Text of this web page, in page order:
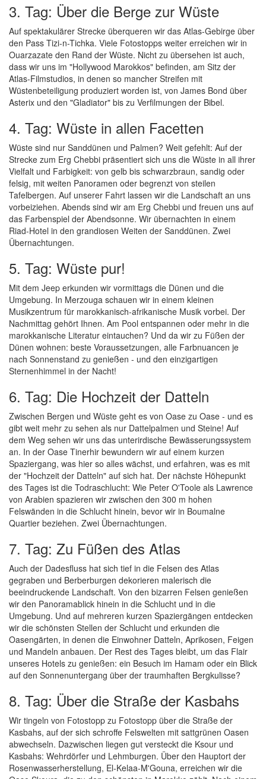
3. Tag: Über die Berge zur Wüste
Auf spektakulärer Strecke überqueren wir das Atlas-Gebirge über
den Pass Tizi-n-Tichka. Viele Fotostopps weiter erreichen wir in
Ouarzazate den Rand der Wüste. Nicht zu übersehen ist auch,
dass wir uns im "Hollywood Marokkos" befinden, am Sitz der
Atlas-Filmstudios, in denen so mancher Streifen mit
Wüstenbeteiligung produziert worden ist, von James Bond über
Asterix und den "Gladiator" bis zu Verfilmungen der Bibel.
4. Tag: Wüste in allen Facetten
Wüste sind nur Sanddünen und Palmen? Weit gefehlt: Auf der
Strecke zum Erg Chebbi präsentiert sich uns die Wüste in all ihrer
Vielfalt und Farbigkeit: von gelb bis schwarzbraun, sandig oder
felsig, mit weiten Panoramen oder begrenzt von steilen
Tafelbergen. Auf unserer Fahrt lassen wir die Landschaft an uns
vorbeiziehen. Abends sind wir am Erg Chebbi und freuen uns auf
das Farbenspiel der Abendsonne. Wir übernachten in einem
Riad-Hotel in den grandiosen Weiten der Sanddünen. Zwei
Übernachtungen.
5. Tag: Wüste pur!
Mit dem Jeep erkunden wir vormittags die Dünen und die
Umgebung. In Merzouga schauen wir in einem kleinen
Musikzentrum für marokkanisch-afrikanische Musik vorbei. Der
Nachmittag gehört Ihnen. Am Pool entspannen oder mehr in die
marokkanische Literatur eintauchen? Und da wir zu Füßen der
Dünen wohnen: beste Voraussetzungen, alle Farbnuancen je
nach Sonnenstand zu genießen - und den einzigartigen
Sternenhimmel in der Nacht!
6. Tag: Die Hochzeit der Datteln
Zwischen Bergen und Wüste geht es von Oase zu Oase - und es
gibt weit mehr zu sehen als nur Dattelpalmen und Steine! Auf
dem Weg sehen wir uns das unterirdische Bewässerungssystem
an. In der Oase Tinerhir bewundern wir auf einem kurzen
Spaziergang, was hier so alles wächst, und erfahren, was es mit
der "Hochzeit der Datteln" auf sich hat. Der nächste Höhepunkt
des Tages ist die Todraschlucht: Wie Peter O'Toole als Lawrence
von Arabien spazieren wir zwischen den 300 m hohen
Felswänden in die Schlucht hinein, bevor wir in Boumalne
Quartier beziehen. Zwei Übernachtungen.
7. Tag: Zu Füßen des Atlas
Auch der Dadesfluss hat sich tief in die Felsen des Atlas
gegraben und Berberburgen dekorieren malerisch die
beeindruckende Landschaft. Von den bizarren Felsen genießen
wir den Panoramablick hinein in die Schlucht und in die
Umgebung. Und auf mehreren kurzen Spaziergängen entdecken
wir die schönsten Stellen der Schlucht und erkunden die
Oasengärten, in denen die Einwohner Datteln, Aprikosen, Feigen
und Mandeln anbauen. Der Rest des Tages bleibt, um das Flair
unseres Hotels zu genießen: ein Besuch im Hamam oder ein Blick
auf den Sonnenuntergang über der traumhaften Bergkulisse?
8. Tag: Über die Straße der Kasbahs
Wir tingeln von Fotostopp zu Fotostopp über die Straße der
Kasbahs, auf der sich schroffe Felswelten mit sattgrünen Oasen
abwechseln. Dazwischen liegen gut versteckt die Ksour und
Kasbahs: Wehrdörfer und Lehmburgen. Über den Hauptort der
Rosenwasserherstellung, El-Kelaa-M'Gouna, erreichen wir die